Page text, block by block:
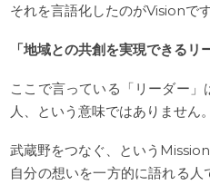
それを言語化したのがVisionです
「地域との共創を実現できるリ
ここで言っている「リーダー
人、という意味ではありません。
武蔵野をつなぐ、という
自分の想いを一方的に語れる人